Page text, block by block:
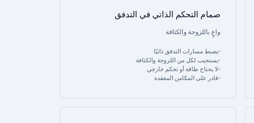
صمام التحكم الذاتي في التدفق
واعٍ باللزوجة والكثافة
يضبط مسارات التدفق ذاتيًا
يستجيب لكل من اللزوجة والكثافة
لا يحتاج طاقة أو تحكم خارجي
قادر على المكامن المعقدة